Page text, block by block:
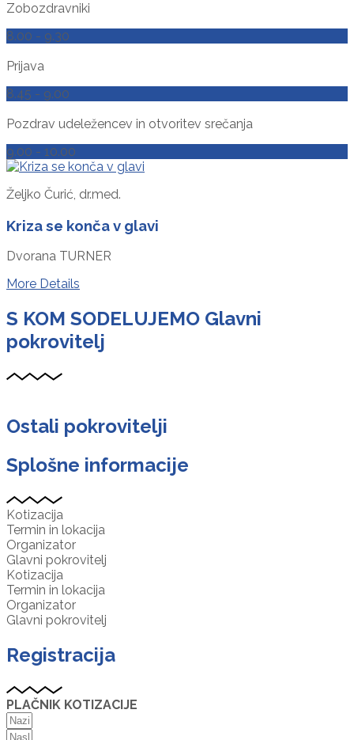
Zobozdravniki
8.00 - 9.30
Prijava
8.45 - 9.00
Pozdrav udeležencev in otvoritev srečanja
9.00 - 10.00
Željko Čurić, dr.med.
Kriza se konča v glavi
Dvorana TURNER
More Details
S KOM SODELUJEMO Glavni
pokrovitelj
Ostali pokrovitelji
Splošne informacije
Kotizacija
Termin in lokacija
Organizator
Glavni pokrovitelj
Kotizacija
Termin in lokacija
Organizator
Glavni pokrovitelj
Registracija
PLAČNIK KOTIZACIJE